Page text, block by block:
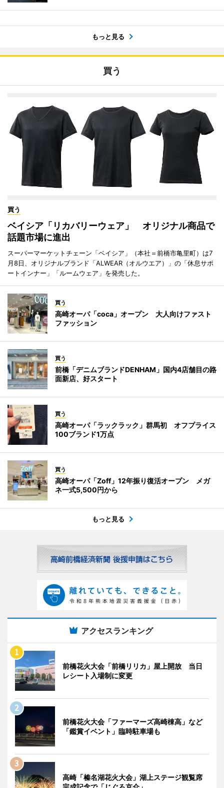
もっと見る
買う
買う
ベイシア「リカバリーウェア」 オリジナル商品で
話題市場に進出
スーパーマーケットチェーン「ベイシア」（本社＝前橋市亀里町）は7
月8日、オリジナルブランド「ALWEAR（オルウエア）」の「休息サポ
ートインナー」「ルームウェア」を発売した。
買う
高崎オーパ「coca」オープン 大人向けファスト
ファッション
買う
前橋「デニムブランドDENHAM」国内4店舗目の路
面新店、好スタート
買う
高崎オーパ「ラックラック」群馬初 オフプライス
100ブランド1万点
買う
高崎オーパ「Zoff」12年振り復活オープン メガ
ネ一式5,500円から
もっと見る
アクセスランキング
前橋花火大会「前橋リリカ」屋上開放 当日
レシート入場制に変更
前橋花火大会「ファーマーズ高崎棟高」など
「鑑賞イベント」臨時駐車場も
高崎「榛名湖花火大会」湖上ステージ観覧席